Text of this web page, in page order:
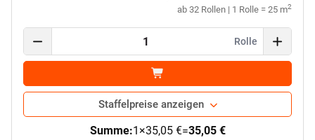
ab 32 Rollen | 1 Rolle = 25 m2
Rolle
Staffelpreise anzeigen
Summe:1 ×35,05 €=35,05 €